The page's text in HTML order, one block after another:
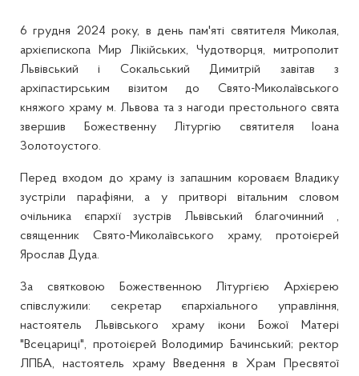
6 грудня 2024 року, в день пам'яті святителя Миколая,
архієпископа Мир Лікійських, Чудотворця, митрополит
Львівський і Сокальський Димитрій завітав з
архіпастирським візитом до Свято-Миколаївського
княжого храму м. Львова та з нагоди престольного свята
звершив Божественну Літургію святителя Іоана
Золотоустого.
Перед входом до храму із запашним короваєм Владику
зустріли парафіяни, а у притворі вітальним словом
очільника єпархії зустрів Львівський благочинний ,
священник Свято-Миколаївського храму, протоієрей
Ярослав Дуда.
За святковою Божественною Літургією Архієрею
співслужили: секретар єпархіального управління,
настоятель Львівського храму ікони Божої Матері
"Всецариці", протоієрей Володимир Бачинський; ректор
ЛПБА, настоятель храму Введення в Храм Пресвятої